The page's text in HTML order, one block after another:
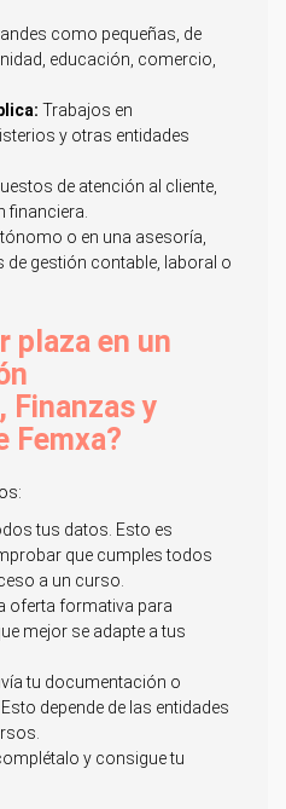
como pequeñas, de
educación, comercio,
Trabajos en
y otras entidades
de atención al cliente,
financiera.
o en una asesoría,
gestión contable, laboral o
plaza en un
y
Femxa?
tus datos. Esto es
que cumples todos
a un curso.
oferta formativa para
mejor se adapte a tus
tu documentación o
depende de las entidades
y consigue tu